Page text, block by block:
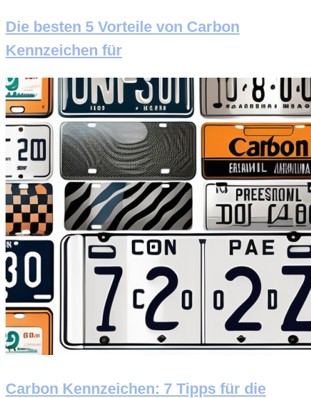
Die besten 5 Vorteile von Carbon
Kennzeichen für
Carbon Kennzeichen: 7 Tipps für die